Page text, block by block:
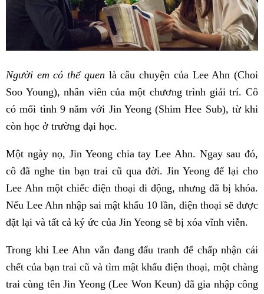
Người em có thể quen là câu chuyện của Lee Ahn (Choi
Soo Young), nhân viên của một chương trình giải trí. Cô
có mối tình 9 năm với Jin Yeong (Shim Hee Sub), từ khi
còn học ở trường đại học.
Một ngày nọ, Jin Yeong chia tay Lee Ahn. Ngay sau đó,
cô đã nghe tin bạn trai cũ qua đời. Jin Yeong để lại cho
Lee Ahn một chiếc điện thoại di động, nhưng đã bị khóa.
Nếu Lee Ahn nhập sai mật khẩu 10 lần, điện thoại sẽ được
đặt lại và tất cả ký ức của Jin Yeong sẽ bị xóa vĩnh viễn.
Trong khi Lee Ahn vẫn đang đấu tranh để chấp nhận cái
chết của bạn trai cũ và tìm mật khẩu điện thoại, một chàng
trai cùng tên Jin Yeong (Lee Won Keun) đã gia nhập công